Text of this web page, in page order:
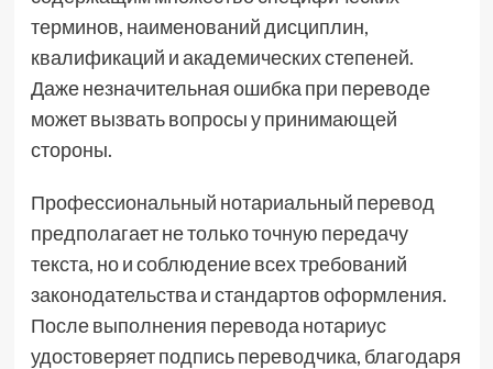
терминов, наименований дисциплин,
квалификаций и академических степеней.
Даже незначительная ошибка при переводе
может вызвать вопросы у принимающей
стороны.
Профессиональный нотариальный перевод
предполагает не только точную передачу
текста, но и соблюдение всех требований
законодательства и стандартов оформления.
После выполнения перевода нотариус
удостоверяет подпись переводчика, благодаря